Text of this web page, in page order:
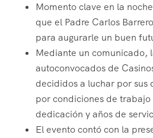
Momento clave en la
que el Padre Carlos
para augurarle un buen
Mediante un comunicado,
autoconvocados de
decididos a luchar por sus
por condiciones de trabajo
dedicación y años de
El evento contó con la